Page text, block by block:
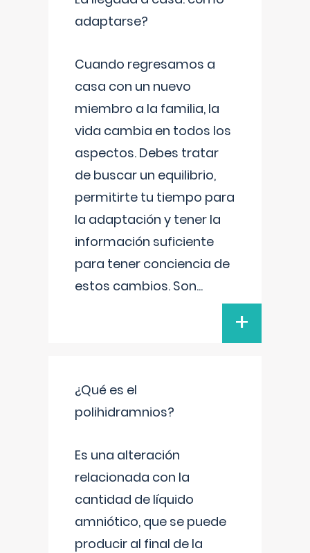
adaptarse?
Cuando regresamos a
casa con un nuevo
miembro a la familia, la
vida cambia en todos los
aspectos. Debes tratar
de buscar un equilibrio,
permitirte tu tiempo para
la adaptación y tener la
información suficiente
para tener conciencia de
estos cambios. Son...
+
¿Qué es el
polihidramnios?
Es una alteración
relacionada con la
cantidad de líquido
amniótico, que se puede
producir al final de la